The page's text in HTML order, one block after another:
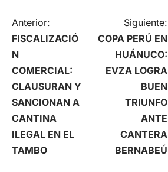
N
a
v
e
g
a
Anterior:
FISCALIZACIÓ
N
COMERCIAL:
CLAUSURAN Y
SANCIONAN A
CANTINA
ILEGAL EN EL
TAMBO
Siguiente:
COPA PERÚ EN
HUÁNUCO:
EVZA LOGRA
BUEN
TRIUNFO
ANTE
CANTERA
BERNABEÚ